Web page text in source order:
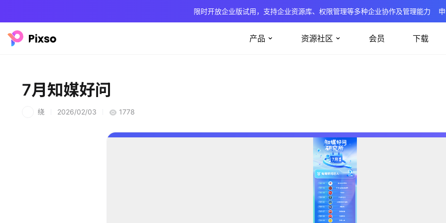
限时开放企业版试用，支持企业资源库、权限管理等多种企业协作及管理能力
产品 资源社区 会员 下载
7月知媒好问
绕 2026/02/03 1778